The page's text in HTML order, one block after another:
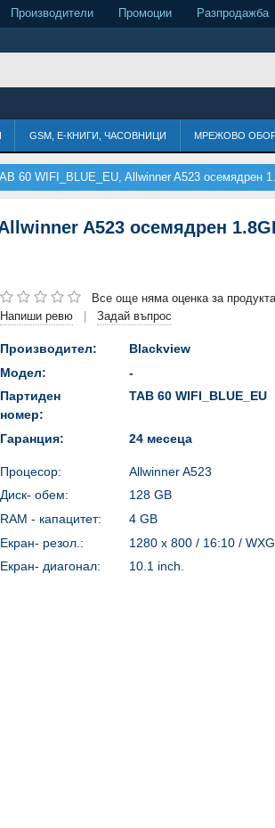
Производители Промоции Разпродажба
GSM, Е-КНИГИ, ЧАСОВНИЦИ МРЕЖОВО
60 WIFI_BLUE_EU, Allwinner A523 осемядрен
A523 осемядрен
Все още няма оценка за
Напиши ревю
Задай въпрос
Производител:
Blackview
Модел:
-
Партиден
номер:
TAB 60 WIFI_BLUE_EU
Гаранция: 24 месеца
Процесор:
Allwinner A523
Диск- обем:
128 GB
RAM - капацитет:
4 GB
Екран- резол.:
1280 x 800 / 16:10 /
Екран- диагонал:
10.1 inch.